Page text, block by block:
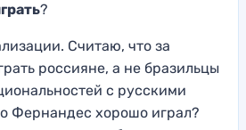
?
Считаю, что за
россияне, а не бразильцы
с русскими
Фернандес хорошо играл?